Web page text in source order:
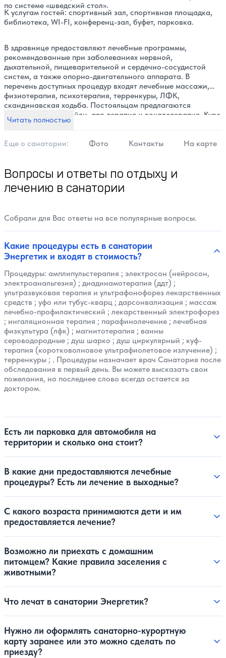
по системе «шведский стол».
К услугам гостей: спортивный зал, спортивная площадка,
библиотека, WI-FI, конференц-зал, буфет, парковка.
В здравнице предоставляют лечебные программы,
рекомендованные при заболеваниях нервной,
дыхательной, пищеварительной и сердечно-сосудистой
систем, а также опорно-двигательного аппарата. В
перечень доступных процедур входят лечебные массажи,
физиотерапия, психотерапия, терренкуры, ЛФК,
скандинавская ходьба. Постояльцам предлагаются
кислородные коктейли, арт-терапия и вокалотерапия. Курс
процедур подбирается индивидуально с учетом основного
Читать полностью
Еще о cанатории: Фото Контакты На карте
Вопросы и ответы по отдыху и
лечению в санатории
Собрали для Вас ответы на все популярные вопросы.
Какие процедуры есть в санатории
Энергетик и входят в стоимость?
Процедуры: амплипульстерапия ; электросон (нейросон,
электроанальгезия) ; диадинамотерапия (ддт) ;
ультразвуковая терапия и ультрафонофорез лекарственных
средств ; уфо или тубус-кварц ; дарсонвализация ; массаж
лечебно-профилактический ; лекарственный электрофорез
; ингаляционная терапия ; парафинолечение ; лечебная
физкультура (лфк) ; магнитотерапия ; ванны
сероводородные ; душ шарко ; душ циркулярный ; куф-
терапия (коротковолновое ультрафиолетовое излучение) ;
терренкуры ; . Процедуры назначает врач Санатория после
обследования в первый день. Вы можете высказать свои
пожелания, но последнее слово всегда остается за
доктором.
Есть ли парковка для автомобиля на
территории и сколько она стоит?
В какие дни предоставляются лечебные
процедуры? Есть ли лечение в выходные?
С какого возраста принимаются дети и им
предоставляется лечение?
Возможно ли приехать с домашним
питомцем? Какие правила заселения с
животными?
Что лечат в санатории Энергетик?
Нужно ли оформлять санаторно-курортную
карту заранее или это можно сделать по
приезду?